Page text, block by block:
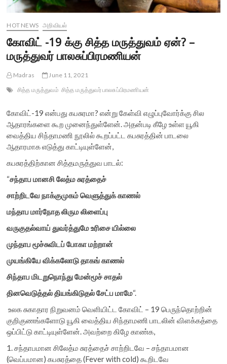
HOT NEWS அறிவியல்
கோவிட் -19 க்கு சித்த மருத்துவம் ஏன்? –
மருத்துவர் பாலசுப்பிரமணியன்
Madras
June 11, 2021
சித்த மருத்துவம் சித்த மருத்துவர் பாலசுப்பிரமணியன்
கோவிட்-19 என்பது கபசுரமா? என்று கேள்வி எழுப்புவோர்க்கு சில
ஆதாரங்களை கூற முனைந்துள்ளேன். அதன்படி கீழே உள்ள யூகி
வைத்திய சிந்தாமணி நூலில் கூறப்பட்ட கபசுரத்தின் பாடலை
ஆதாரமாக எடுத்து காட்டியுள்ளேன்,
கபசுரத்திற்கான சித்தமருத்துவ பாடல்:
“சந்தாபமானசிலேத்மசுரத்தைச்
சாற்றிடவேநாக்குமுகம்வெளுத்துக்காணல்
மந்தாபமார்நோதலிருமலிளைப்பு
வருகுதல்வாய்துவர்த்துமேஉரிசையில்லை
முந்தாபமூச்சுவிடப்போகாமற்றான்
முயங்கியேவிக்கலோடுதாகங்காணல்
சிந்தாபமிடறுநொந்துமேன்மூச்சாதல்
தினவெடுத்தல்தியங்கிடுதல்சேட்பமாமே“.
உலக சுகாதார நிறுவனம் வெளியிட்ட கோவிட் – 19 பெருந்தொற்றின்
குறிகுணங்களோடு யூகி வைத்திய சிந்தாமணி பாடலின் விளக்கத்தை
ஒப்பிட்டு காட்டியுள்ளேன். அவற்றை கிழே காண்க,
1. சந்தாபமான சிலேத்ம சுரத்தைச் சாற்றிடவே – சந்தாபமான
(வெப்பமான) கபசுரத்தை (Fever with cold) கூறிடவே